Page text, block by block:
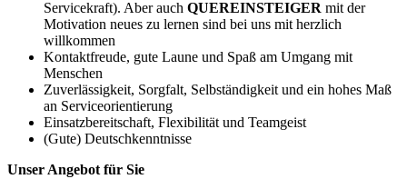
Servicekraft). Aber auch QUEREINSTEIGER mit der
Motivation neues zu lernen sind bei uns mit herzlich
willkommen
Kontaktfreude, gute Laune und Spaß am Umgang mit
Menschen
Zuverlässigkeit, Sorgfalt, Selbständigkeit und ein hohes Maß
an Serviceorientierung
Einsatzbereitschaft, Flexibilität und Teamgeist
(Gute) Deutschkenntnisse
Unser Angebot für Sie